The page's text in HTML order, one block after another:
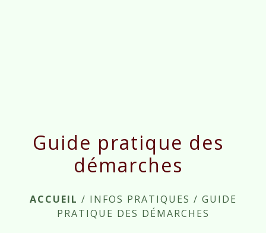
Guide pratique des
démarches
ACCUEIL / INFOS PRATIQUES / GUIDE
PRATIQUE DES DÉMARCHES